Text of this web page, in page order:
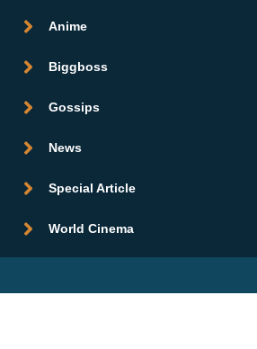
Anime
Biggboss
Gossips
News
Special Article
World Cinema